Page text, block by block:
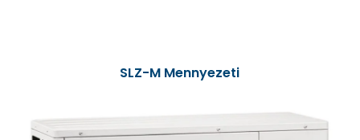
SLZ-M Mennyezeti